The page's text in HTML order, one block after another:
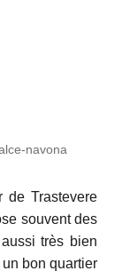
navona
de Trastevere
souvent des
très bien
bon quartier